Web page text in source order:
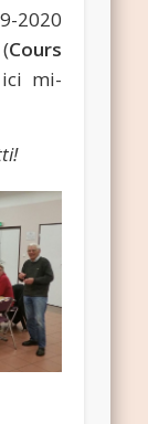
2020
Cours
mi-